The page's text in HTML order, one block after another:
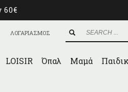
60€
ΛΟΓΑΡΙΑΣΜΟΣ
LOISIR Όπαλ Μαμά